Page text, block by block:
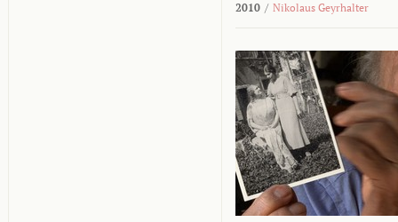
2010 / Nikolaus Geyrhalter